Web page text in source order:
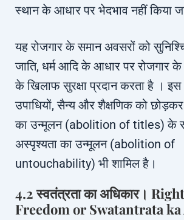
स्थान के आधार पर भेदभाव नहीं किया
यह रोजगार के समान अवसरों को
जाति, धर्म आदि के आधार पर रोजगार के
के खिलाफ सुरक्षा प्रदान करता है ।
उपाधियों, सैन्य और शैक्षणिक को छोड़कर
का उन्मूलन (abolition of titles) के
अस्पृश्यता का उन्मूलन (abolition of
untouchability) भी शामिल है।
4.2 स्वतंत्रता का अधिकार।
Freedom or Swatantrata